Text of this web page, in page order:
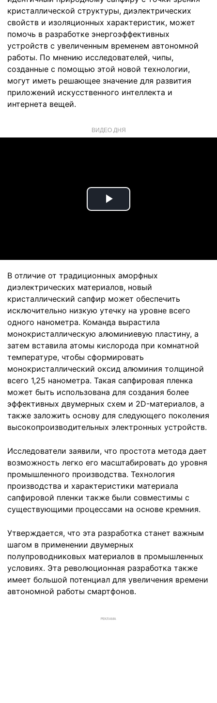
кристаллической структуры, диэлектрических
свойств и изоляционных характеристик, может
помочь в разработке энергоэффективных
устройств с увеличенным временем автономной
работы. По мнению исследователей, чипы,
созданные с помощью этой новой технологии,
могут иметь решающее значение для развития
приложений искусственного интеллекта и
интернета вещей.
ВИДЕО ДНЯ
Play
В отличие от традиционных аморфных
диэлектрических материалов, новый
кристаллический сапфир может обеспечить
исключительно низкую утечку на уровне всего
одного нанометра. Команда вырастила
монокристаллическую алюминиевую пластину, а
затем вставила атомы кислорода при комнатной
температуре, чтобы сформировать
монокристаллический оксид алюминия толщиной
всего 1,25 нанометра. Такая сапфировая пленка
может быть использована для создания более
эффективных двумерных схем и 2D-материалов, а
также заложить основу для следующего поколения
высокопроизводительных электронных устройств.
Исследователи заявили, что простота метода дает
возможность легко его масштабировать до уровня
промышленного производства. Технология
производства и характеристики материала
сапфировой пленки также были совместимы с
существующими процессами на основе кремния.
Утверждается, что эта разработка станет важным
шагом в применении двумерных
полупроводниковых материалов в промышленных
условиях. Эта революционная разработка также
имеет большой потенциал для увеличения времени
автономной работы смартфонов.
РЕКЛАМА